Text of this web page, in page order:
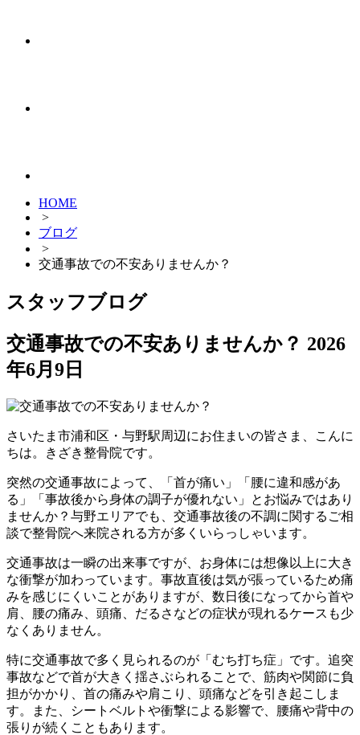
HOME
>
ブログ
>
交通事故での不安ありませんか？
スタッフブログ
交通事故での不安ありませんか？ 2026
年6月9日
さいたま市浦和区・与野駅周辺にお住まいの皆さま、こんに
ちは。きざき整骨院です。
突然の交通事故によって、「首が痛い」「腰に違和感があ
る」「事故後から身体の調子が優れない」とお悩みではあり
ませんか？与野エリアでも、交通事故後の不調に関するご相
談で整骨院へ来院される方が多くいらっしゃいます。
交通事故は一瞬の出来事ですが、お身体には想像以上に大き
な衝撃が加わっています。事故直後は気が張っているため痛
みを感じにくいことがありますが、数日後になってから首や
肩、腰の痛み、頭痛、だるさなどの症状が現れるケースも少
なくありません。
特に交通事故で多く見られるのが「むち打ち症」です。追突
事故などで首が大きく揺さぶられることで、筋肉や関節に負
担がかかり、首の痛みや肩こり、頭痛などを引き起こしま
す。また、シートベルトや衝撃による影響で、腰痛や背中の
張りが続くこともあります。